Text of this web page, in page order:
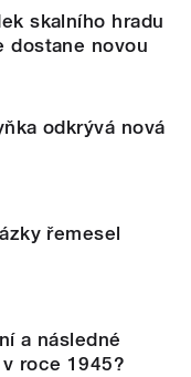
skalního hradu
dostane novou
odkrývá nová
řemesel
a následné
roce 1945?